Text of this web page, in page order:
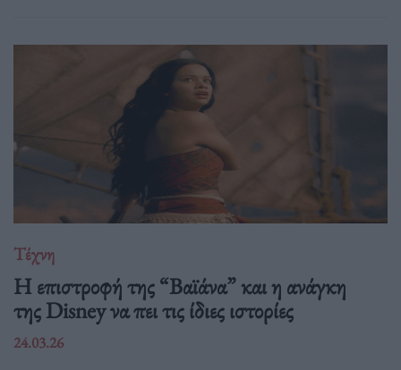
Τέχνη
Η επιστροφή της “Βαϊάνα” και η ανάγκη
της Disney να πει τις ίδιες ιστορίες
24.03.26